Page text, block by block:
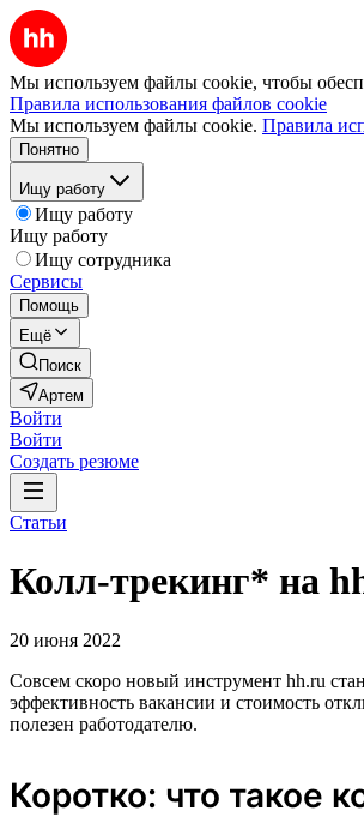
Мы используем файлы cookie, чтобы
Правила использования файлов cookie
Мы используем файлы cookie. Правила
Понятно
Ищу работу
Ищу работу
Ищу работу
Ищу сотрудника
Сервисы
Помощь
Ещё
Поиск
Артем
Войти
Войти
Создать резюме
Статьи
Колл-трекинг* на
20 июня 2022
Совсем скоро новый инструмент hh.ru
эффективность вакансии и стоимость
полезен работодателю.
Коротко: что такое